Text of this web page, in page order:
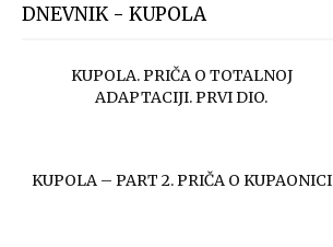
DNEVNIK - KUPOLA
KUPOLA. PRIČA O TOTALNOJ
ADAPTACIJI. PRVI DIO.
KUPOLA – PART 2. PRIČA O KUPAONICI